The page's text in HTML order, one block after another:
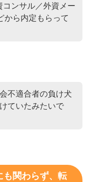
コンサル／外資メー
から内定もらって
不適合者の負け犬
ていたみたいで
も関わらず、転